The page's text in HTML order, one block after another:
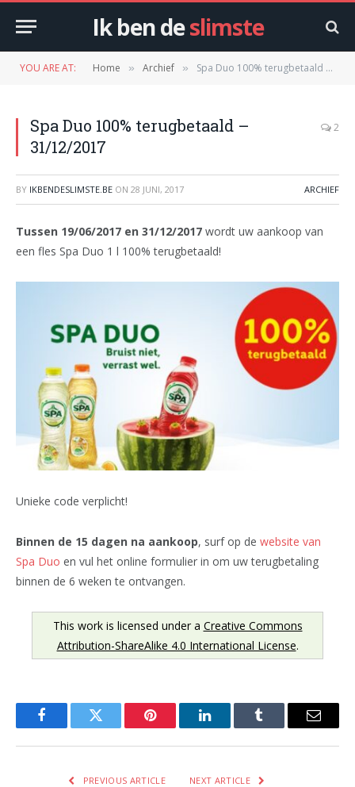
Ik ben deslimste
YOU ARE AT: Home » Archief » Spa Duo 100% terugbetaald – 31/12/2017
Spa Duo 100% terugbetaald –
31/12/2017
2
BY IKBENDESLIMSTE.BE ON 28 JUNI, 2017 ARCHIEF
Tussen 19/06/2017 en 31/12/2017 wordt uw aankoop van
een fles Spa Duo 1 l 100% terugbetaald!
Unieke code verplicht!
Binnen de 15 dagen na aankoop, surf op de website van
Spa Duo en vul het online formulier in om uw terugbetaling
binnen de 6 weken te ontvangen.
This work is licensed under a Creative Commons
Attribution-ShareAlike 4.0 International License.
FacebookTwitter Pinterest LinkedInTumblr Email
PREVIOUS ARTICLE NEXT ARTICLE